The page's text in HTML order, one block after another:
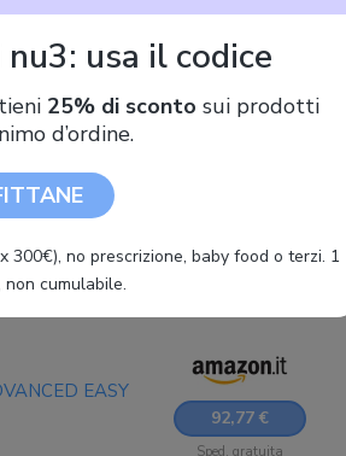
Pressione Da
81,40 €
Sped. gratuita
EASY
92,77 €
Sped. gratuita
usa il codice
25% di sconto sui prodotti
d’ordine.
no prescrizione, baby food o terzi. 1
cumulabile.